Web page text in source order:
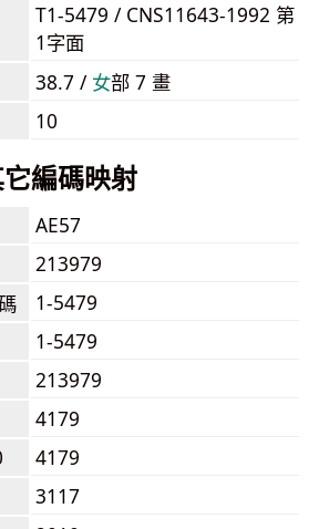
T1-5479 / CNS11643-1992 第
1字面
38.7 / ⼥部 7 畫
10
編碼映射
AE57
213979
1-5479
1-5479
213979
4179
4179
3117